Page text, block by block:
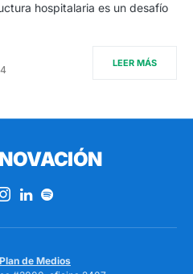
hospitalaria es un desafío
LEER MÁS
Plan de Medios